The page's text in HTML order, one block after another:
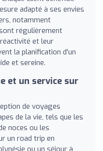
adapté à ses envies
notamment
régulièrement
et leur
la planification d'un
et sereine.
et un service sur
de voyages
de la vie, tels que les
noces ou les
un road trip en
ou un séjour à